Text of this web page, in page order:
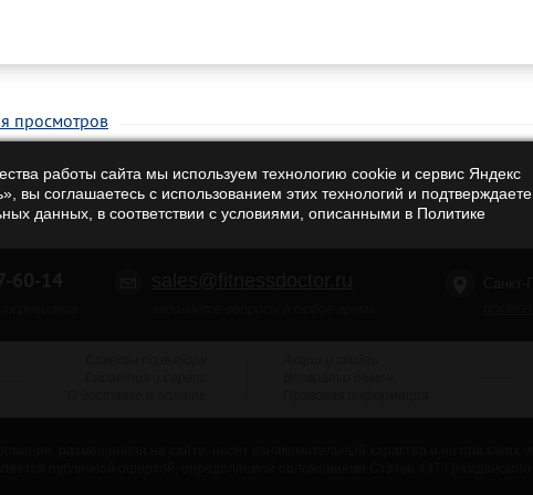
просмотров
работы сайта мы используем технологию cookie и сервис Яндекс
вы соглашаетесь с использованием этих технологий и подтверждаете
данных, в соответствии с условиями, описанными в Политике